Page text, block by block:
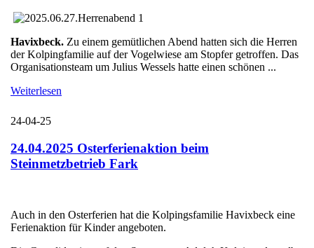
Havixbeck. Zu einem gemütlichen Abend hatten sich die Herren
der Kolpingfamilie auf der Vogelwiese am Stopfer getroffen. Das
Organisationsteam um Julius Wessels hatte einen schönen ...
Weiterlesen
24-04-25
24.04.2025 Osterferienaktion beim
Steinmetzbetrieb Fark
Auch in den Osterferien hat die Kolpingsfamilie Havixbeck eine
Ferienaktion für Kinder angeboten.